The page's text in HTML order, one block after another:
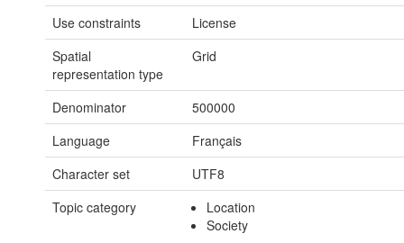
Use constraints
License
Spatial
representation type
Grid
Denominator
500000
Language
Français
Character set
UTF8
Topic category
Location
Society